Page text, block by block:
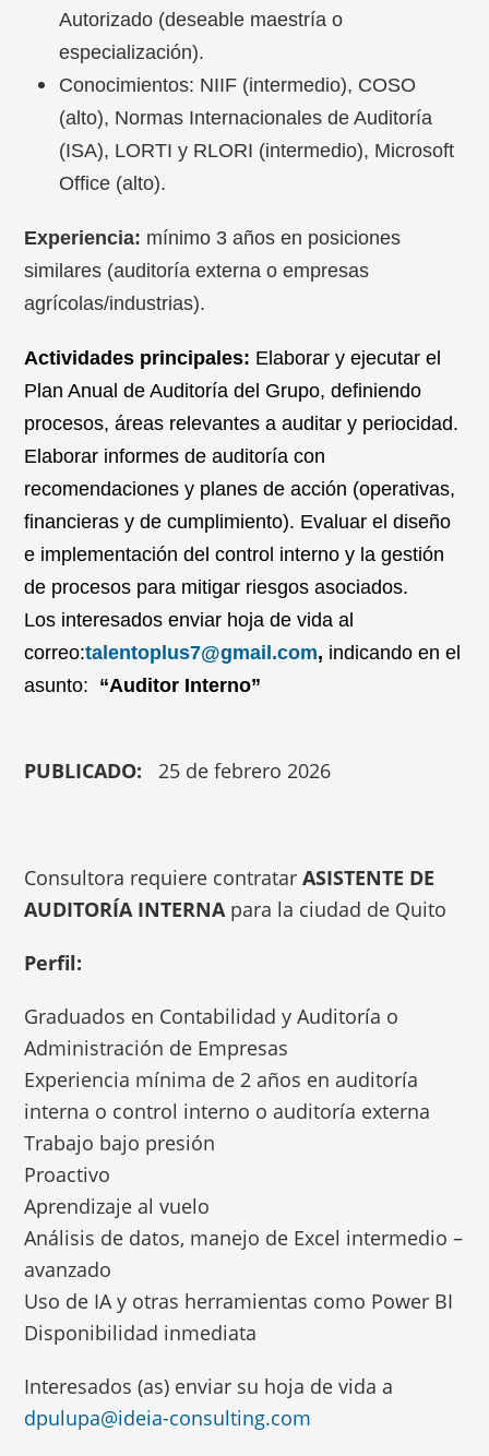
Autorizado (deseable maestría o
especialización).
Conocimientos: NIIF (intermedio), COSO
(alto), Normas Internacionales de Auditoría
(ISA), LORTI y RLORI (intermedio), Microsoft
Office (alto).
Experiencia: mínimo 3 años en posiciones
similares (auditoría externa o empresas
agrícolas/industrias).
Actividades principales: Elaborar y ejecutar el
Plan Anual de Auditoría del Grupo, definiendo
procesos, áreas relevantes a auditar y periocidad.
Elaborar informes de auditoría con
recomendaciones y planes de acción (operativas,
financieras y de cumplimiento). Evaluar el diseño
e implementación del control interno y la gestión
de procesos para mitigar riesgos asociados.
Los interesados enviar hoja de vida al
correo:talentoplus7@gmail.com, indicando en el
asunto: “Auditor Interno”
PUBLICADO: 25 de febrero 2026
Consultora requiere contratarASISTENTE DE
AUDITORÍA INTERNApara la ciudad de Quito
Perfil:
Graduados en Contabilidad y Auditoría o
Administración de Empresas
Experiencia mínima de 2 años en auditoría
interna o control interno o auditoría externa
Trabajo bajo presión
Proactivo
Aprendizaje al vuelo
Análisis de datos, manejo de Excel intermedio –
avanzado
Uso de IA y otras herramientas como Power BI
Disponibilidad inmediata
Interesados (as) enviar su hoja de vida a
dpulupa@ideia-consulting.com